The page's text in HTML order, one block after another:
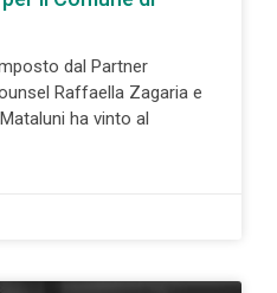
dal Partner
Raffaella Zagaria e
ha vinto al